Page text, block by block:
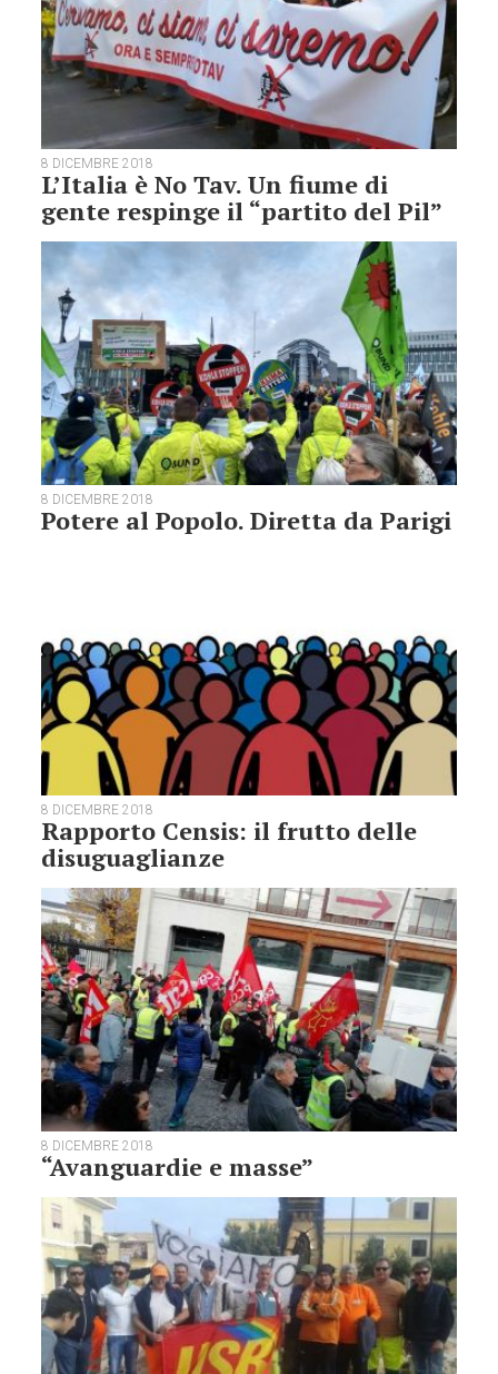
8 DICEMBRE 2018
L’Italia è No Tav. Un fiume di
gente respinge il “partito del Pil”
8 DICEMBRE 2018
Potere al Popolo. Diretta da Parigi
8 DICEMBRE 2018
Rapporto Censis: il frutto delle
disuguaglianze
8 DICEMBRE 2018
“Avanguardie e masse”